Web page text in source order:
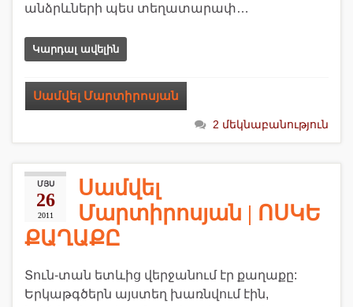
անձրևների պես տեղատարափ…
Կարդալ ավելին
Սամվել Մարտիրոսյան
2 մեկնաբանություն
ՄՅՍ
26
2011
Սամվել
Մարտիրոսյան | ՈՍԿԵ
ՔԱՂԱՔԸ
Տուն-տան ետևից վերջանում էր քաղաքը:
Երկաթգծերն այստեղ խառնվում էին,